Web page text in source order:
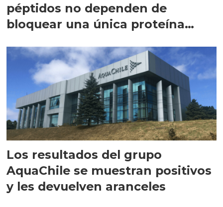
péptidos no dependen de
bloquear una única proteína
Los resultados del grupo
AquaChile se muestran positivos
y les devuelven aranceles